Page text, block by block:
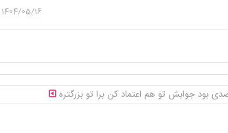
1404/05/16